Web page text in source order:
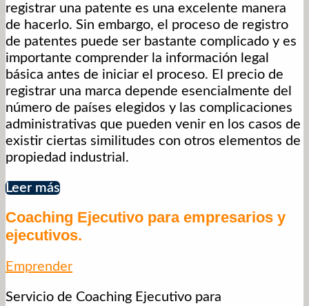
registrar una patente es una excelente manera
de hacerlo. Sin embargo, el proceso de registro
de patentes puede ser bastante complicado y es
importante comprender la información legal
básica antes de iniciar el proceso. El precio de
registrar una marca depende esencialmente del
número de países elegidos y las complicaciones
administrativas que pueden venir en los casos de
existir ciertas similitudes con otros elementos de
propiedad industrial.
Leer más
Coaching Ejecutivo para empresarios y
ejecutivos.
Emprender
Servicio de Coaching Ejecutivo para